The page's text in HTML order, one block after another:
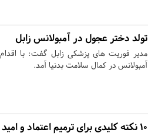
تولد دختر عجول در آمبولانس زابل
مدیر فوریت های پزشکی زابل گفت: با
آمبولانس در کمال سلامت بدنیا آمد.
۱۰ نکته کلیدی برای ترمیم اعتماد و امید مردم